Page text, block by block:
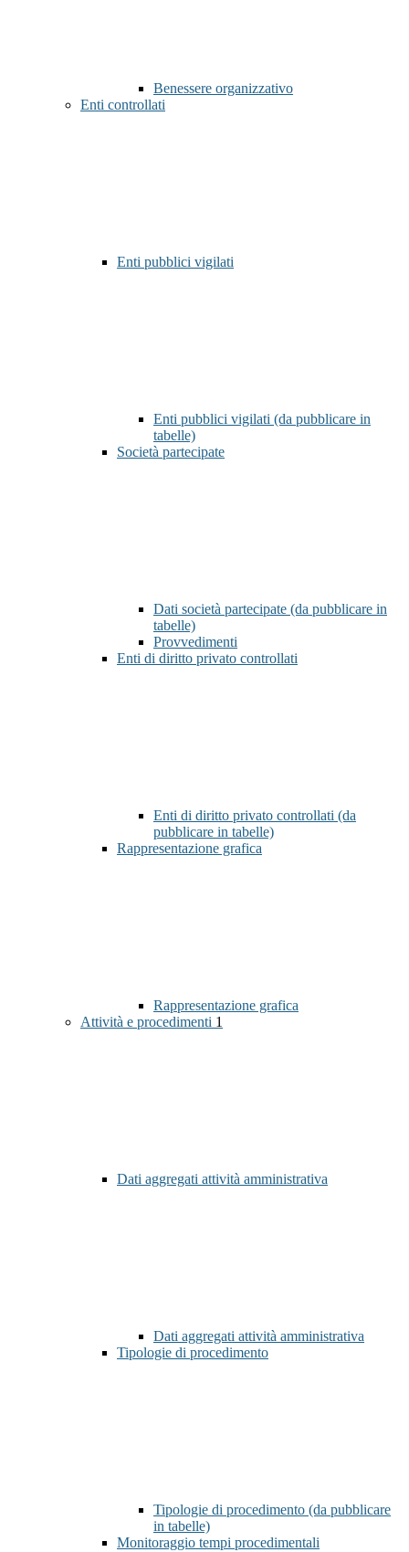
Benessere organizzativo
Enti controllati
Enti pubblici vigilati
Enti pubblici vigilati (da pubblicare in
tabelle)
Società partecipate
Dati società partecipate (da pubblicare in
tabelle)
Provvedimenti
Enti di diritto privato controllati
Enti di diritto privato controllati (da
pubblicare in tabelle)
Rappresentazione grafica
Rappresentazione grafica
Attività e procedimenti 1
Dati aggregati attività amministrativa
Dati aggregati attività amministrativa
Tipologie di procedimento
Tipologie di procedimento (da pubblicare
in tabelle)
Monitoraggio tempi procedimentali